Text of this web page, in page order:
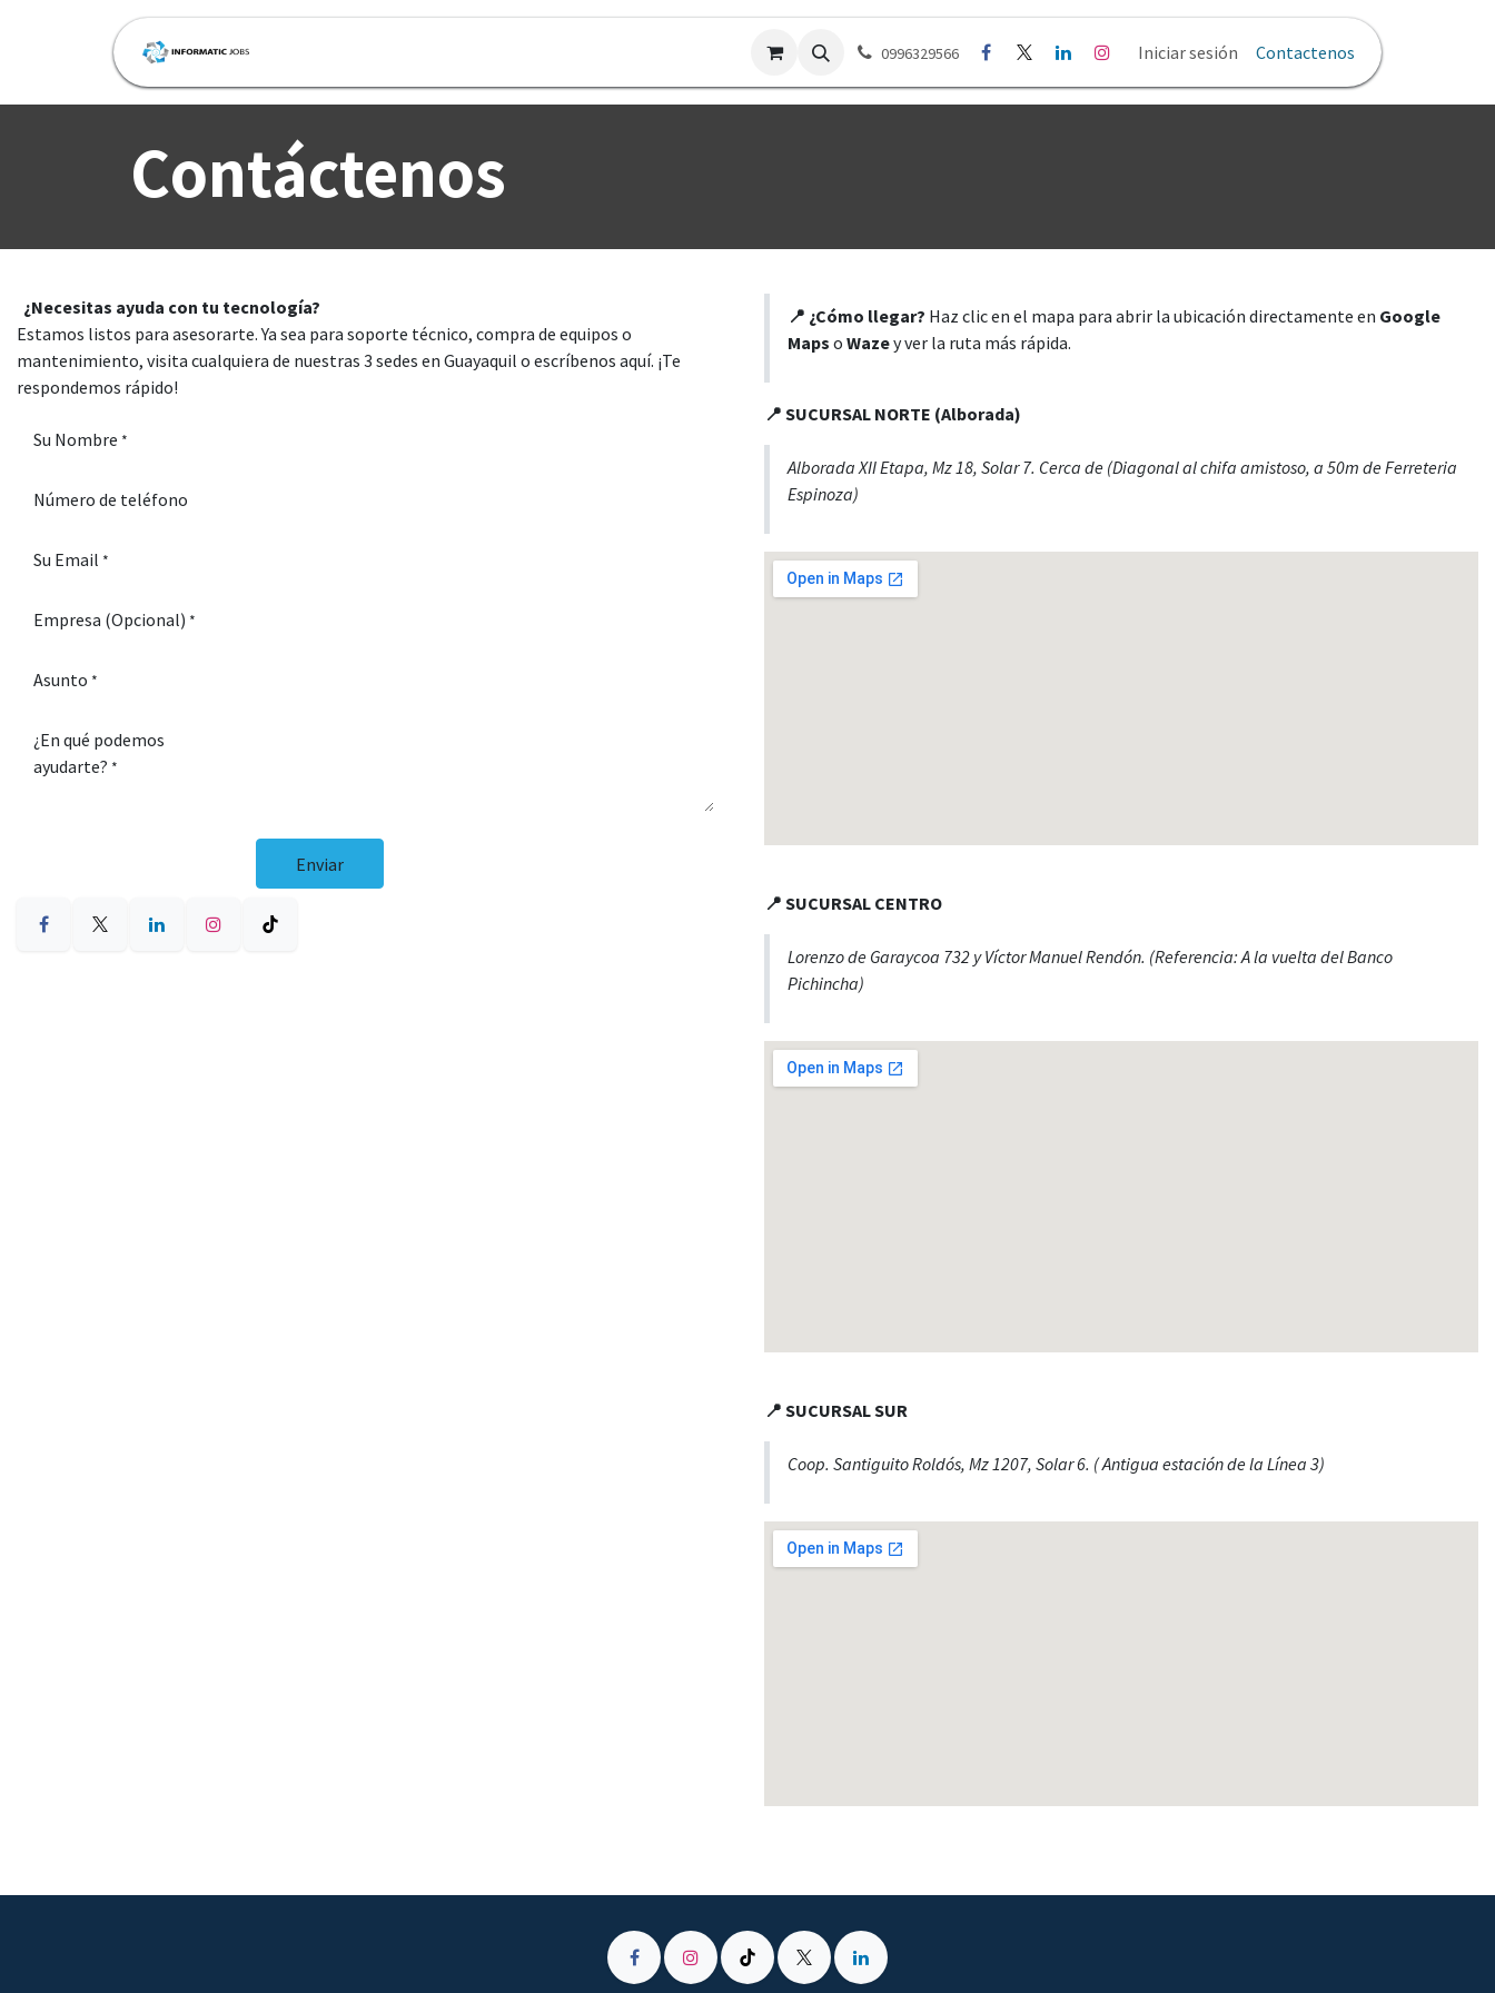
Preguntas Frecuentes Politicas y Privacidad
0996329566 Iniciar sesión Contactenos
Contáctenos
¿Necesitas ayuda con tu tecnología?
Estamos listos para asesorarte. Ya sea para soporte técnico, compra de equipos o
mantenimiento, visita cualquiera de nuestras 3 sedes en Guayaquil o escríbenos aquí. ¡Te
respondemos rápido!
Su Nombre *
Número de teléfono
Su Email *
Empresa (Opcional) *
Asunto *
¿En qué podemos
ayudarte? *
Enviar
📍 ¿Cómo llegar? Haz clic en el mapa para abrir la ubicación directamente en Google
Maps o Wazey ver la ruta más rápida.
📍 SUCURSAL NORTE (Alborada)
Alborada XII Etapa, Mz 18, Solar 7. Cerca de (Diagonal al chifa amistoso, a 50m de Ferreteria
Espinoza)
📍 SUCURSAL CENTRO
Lorenzo de Garaycoa 732 y Víctor Manuel Rendón. (Referencia: A la vuelta del Banco
Pichincha)
📍 SUCURSAL SUR
Coop. Santiguito Roldós, Mz 1207, Solar 6. ( Antigua estación de la Línea 3)